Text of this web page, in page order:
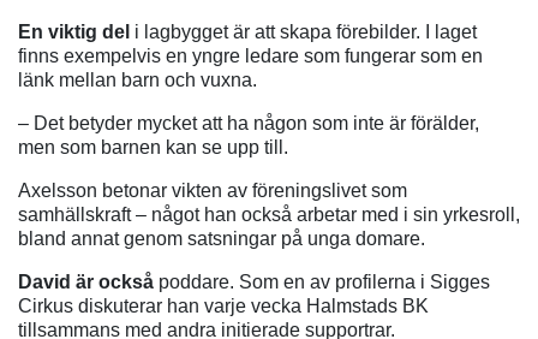
En viktig del i lagbygget är att skapa förebilder. I laget
finns exempelvis en yngre ledare som fungerar som en
länk mellan barn och vuxna.
– Det betyder mycket att ha någon som inte är förälder,
men som barnen kan se upp till.
Axelsson betonar vikten av föreningslivet som
samhällskraft – något han också arbetar med i sin yrkesroll,
bland annat genom satsningar på unga domare.
David är också poddare. Som en av profilerna i Sigges
Cirkus diskuterar han varje vecka Halmstads BK
tillsammans med andra initierade supportrar.